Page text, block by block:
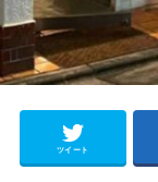
ツイート